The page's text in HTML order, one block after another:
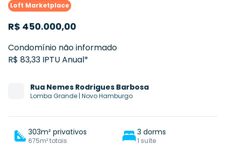
Loft Marketplace
R$ 450.000,00
Condomínio não informado
R$ 83,33 IPTU Anual*
Rua Nemes Rodrigues Barbosa
Lomba Grande | Novo Hamburgo
303m² privativos
675m² totais
3 dorms
1 suíte